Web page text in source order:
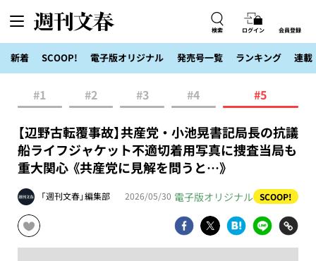
検索 ログイン 会員登録
新着 SCOOP! 電子版オリジナル 発売号一覧 ランキング 連載
#1 #2 #3 #4 #5
【辺野古転覆事故】共産党・小池晃書記局長の抗議
船ライフジャケット不適切着用写真に捜査当局も
重大関心 《共産党に見解を問うと…》
「週刊文春」編集部 2026/05/30 電子版オリジナル SCOOP!